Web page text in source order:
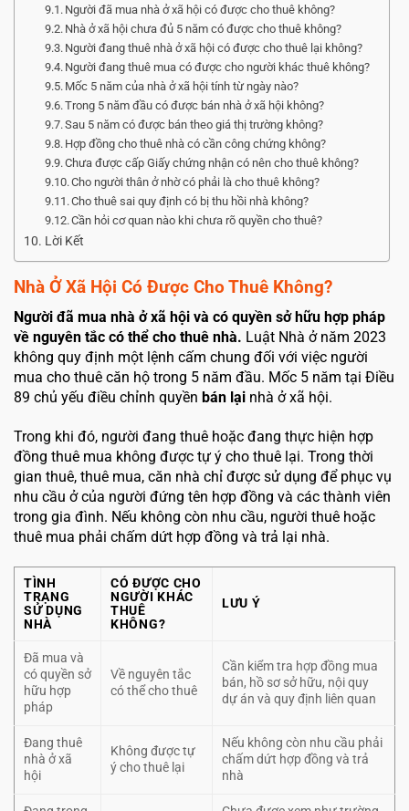
Người đã mua nhà ở xã hội có được cho thuê không?
Nhà ở xã hội chưa đủ 5 năm có được cho thuê không?
Người đang thuê nhà ở xã hội có được cho thuê lại không?
Người đang thuê mua có được cho người khác thuê không?
Mốc 5 năm của nhà ở xã hội tính từ ngày nào?
Trong 5 năm đầu có được bán nhà ở xã hội không?
Sau 5 năm có được bán theo giá thị trường không?
Hợp đồng cho thuê nhà có cần công chứng không?
Chưa được cấp Giấy chứng nhận có nên cho thuê không?
Cho người thân ở nhờ có phải là cho thuê không?
Cho thuê sai quy định có bị thu hồi nhà không?
Cần hỏi cơ quan nào khi chưa rõ quyền cho thuê?
Lời Kết
Nhà Ở Xã Hội Có Được Cho Thuê Không?
Người đã mua nhà ở xã hội và có quyền sở hữu hợp pháp
về nguyên tắc có thể cho thuê nhà. Luật Nhà ở năm 2023
không quy định một lệnh cấm chung đối với việc người
mua cho thuê căn hộ trong 5 năm đầu. Mốc 5 năm tại Điều
89 chủ yếu điều chỉnh quyền bán lại nhà ở xã hội.
Trong khi đó, người đang thuê hoặc đang thực hiện hợp
đồng thuê mua không được tự ý cho thuê lại. Trong thời
gian thuê, thuê mua, căn nhà chỉ được sử dụng để phục vụ
nhu cầu ở của người đứng tên hợp đồng và các thành viên
trong gia đình. Nếu không còn nhu cầu, người thuê hoặc
thuê mua phải chấm dứt hợp đồng và trả lại nhà.
TÌNH
TRẠNG
SỬ DỤNG
NHÀ
CÓ ĐƯỢC CHO
NGƯỜI KHÁC
THUÊ
KHÔNG?
LƯU Ý
Đã mua và
có quyền sở
hữu hợp
pháp
Về nguyên tắc
có thể cho thuê
Cần kiểm tra hợp đồng mua
bán, hồ sơ sở hữu, nội quy
dự án và quy định liên quan
Đang thuê
nhà ở xã
hội
Không được tự
ý cho thuê lại
Nếu không còn nhu cầu phải
chấm dứt hợp đồng và trả
nhà